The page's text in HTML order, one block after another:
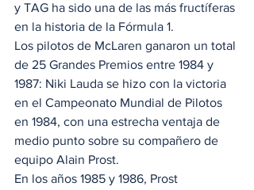
y TAG ha sido una de las más fructíferas
en la historia de la Fórmula 1.
Los pilotos de McLaren ganaron un total
de 25 Grandes Premios entre 1984 y
1987: Niki Lauda se hizo con la victoria
en el Campeonato Mundial de Pilotos
en 1984, con una estrecha ventaja de
medio punto sobre su compañero de
equipo Alain Prost.
En los años 1985 y 1986, Prost